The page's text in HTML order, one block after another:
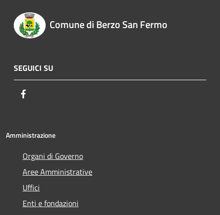
Comune di Berzo San Fermo
SEGUICI SU
Amministrazione
Organi di Governo
Aree Amministrative
Uffici
Enti e fondazioni